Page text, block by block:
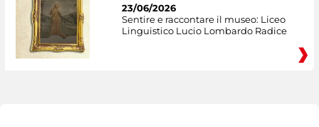
23/06/2026
Sentire e raccontare il museo: Liceo
Linguistico Lucio Lombardo Radice